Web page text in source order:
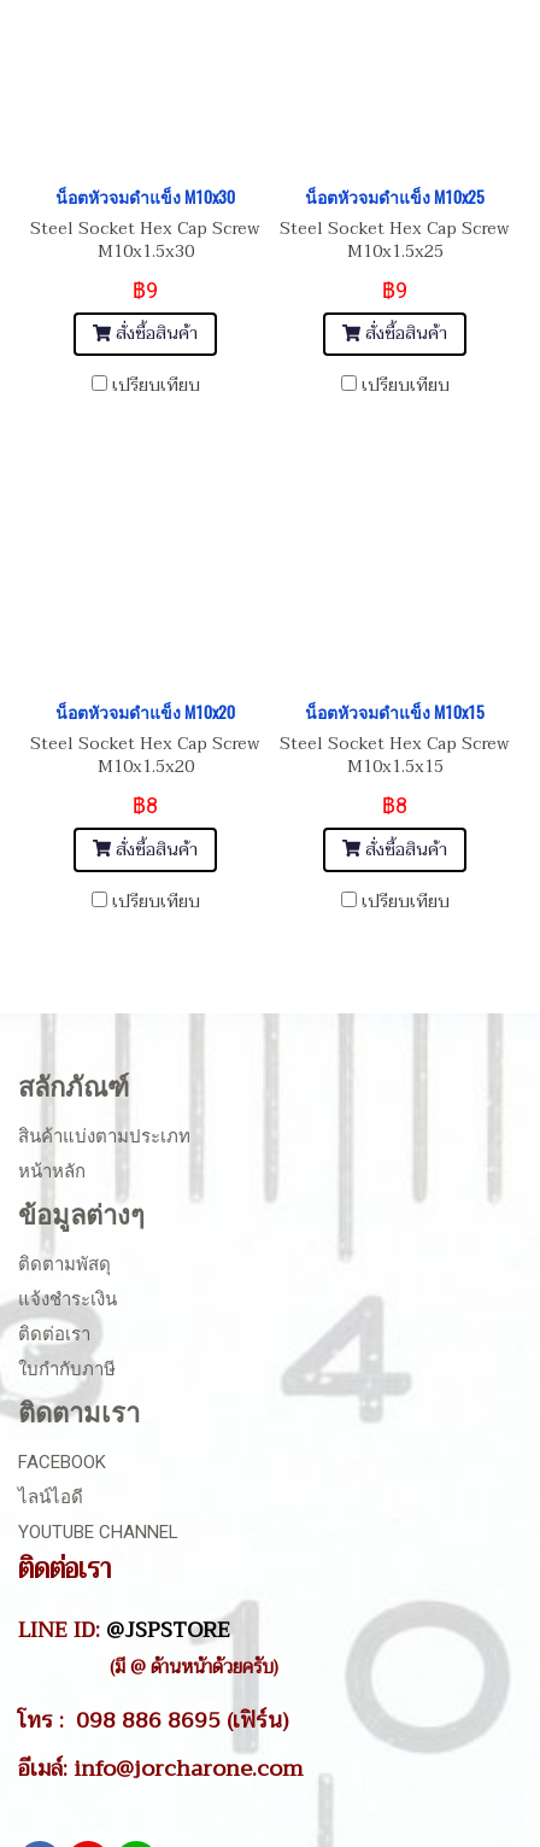
น็อตหัวจมดำแข็ง M10x30
Steel Socket Hex Cap Screw
M10x1.5x30
฿9
สั่งซื้อสินค้า
เปรียบเทียบ
น็อตหัวจมดำแข็ง M10x25
Steel Socket Hex Cap Screw
M10x1.5x25
฿9
สั่งซื้อสินค้า
เปรียบเทียบ
น็อตหัวจมดำแข็ง M10x20
Steel Socket Hex Cap Screw
M10x1.5x20
฿8
สั่งซื้อสินค้า
เปรียบเทียบ
น็อตหัวจมดำแข็ง M10x15
Steel Socket Hex Cap Screw
M10x1.5x15
฿8
สั่งซื้อสินค้า
เปรียบเทียบ
สลักภัณฑ์
สินค้าแบ่งตามประเภท
หน้าหลัก
ข้อมูลต่างๆ
ติดตามพัสดุ
แจ้งชำระเงิน
ติดต่อเรา
ใบกำกับภาษี
ติดตามเรา
FACEBOOK
ไลน์ไอดี
YOUTUBE CHANNEL
ติดต่อเรา
LINE ID:@JSPSTORE
(มี @ ด้านหน้าด้วยครับ)
โทร : 098 886 8695 (เฟิร์น)
อีเมล์: info@jorcharone.com